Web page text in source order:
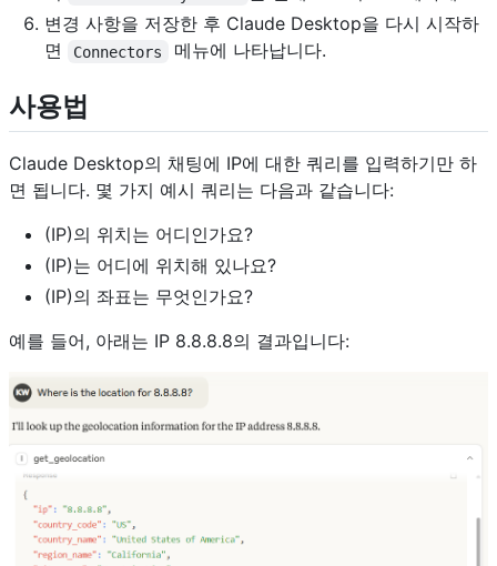
변경 사항을 저장한 후 Claude Desktop을 다시 시작하
면
Connectors 메뉴에 나타납니다.
사용법
Claude Desktop의 채팅에 IP에 대한 쿼리를 입력하기만 하
면 됩니다. 몇 가지 예시 쿼리는 다음과 같습니다:
(IP)의 위치는 어디인가요?
(IP)는 어디에 위치해 있나요?
(IP)의 좌표는 무엇인가요?
예를 들어, 아래는 IP 8.8.8.8의 결과입니다: